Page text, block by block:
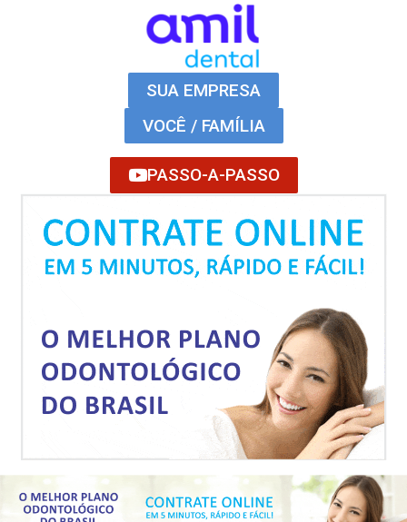
SUA EMPRESA
VOCÊ / FAMÍLIA
PASSO-A-PASSO